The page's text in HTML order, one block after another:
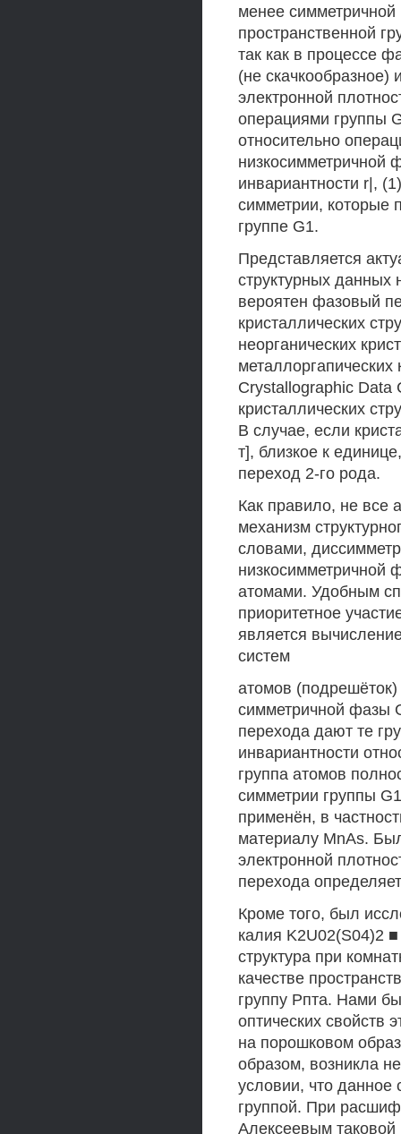
менее
пространственной
так как в процессе
(не скачкообразное)
электронной
операциями группы
относительно
низкосимметричной
инвариантности r|,
симметрии, которые
группе G1.
Представляется
структурных данных
вероятен фазовый
кристаллических
неорганических
металлоргапических
Crystallographic Data
кристаллических
В случае, если
т], близкое к
переход 2-го рода.
Как правило, не все
механизм
словами,
низкосимметричной
атомами. Удобным
приоритетное
является
систем
атомов
симметричной фазы
перехода дают те
инвариантности
группа атомов
симметрии группы
применён, в
материалу MnAs.
электронной
перехода
Кроме того, был
калия K2U02(S04)2
структура при
качестве
группу Рпта. Нами
оптических свойств
на порошковом
образом, возникла
условии, что данное
группой. При
Алексеевым таковой